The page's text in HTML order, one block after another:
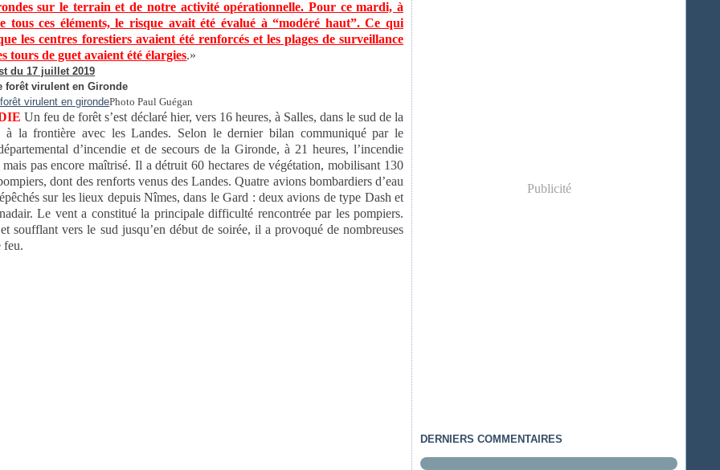
sur le terrain et de notre activité opérationnelle. Pour ce mardi, à
tous ces éléments, le risque avait été évalué à “modéré haut”. Ce qui
les centres forestiers avaient été renforcés et les plages de surveillance
tours de guet avaient été élargies.»
du 17 juillet 2019
forêt virulent en Gironde
Photo Paul Guégan
Un feu de forêt s’est déclaré hier, vers 16 heures, à Salles, dans le sud de la
à la frontière avec les Landes. Selon le dernier bilan communiqué par le
d’incendie et de secours de la Gironde, à 21 heures, l’incendie
pas encore maîtrisé. Il a détruit 60 hectares de végétation, mobilisant 130
dont des renforts venus des Landes. Quatre avions bombardiers d’eau
sur les lieux depuis Nîmes, dans le Gard : deux avions de type Dash et
Le vent a constitué la principale difficulté rencontrée par les pompiers.
soufflant vers le sud jusqu’en début de soirée, il a provoqué de nombreuses
feu.
Publicité
DERNIERS COMMENTAIRES